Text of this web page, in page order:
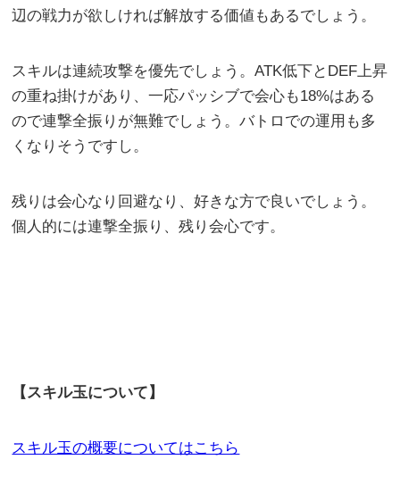
辺の戦力が欲しければ解放する価値もあるでしょう。
スキルは連続攻撃を優先でしょう。ATK低下とDEF上昇
の重ね掛けがあり、一応パッシブで会心も18%はある
ので連撃全振りが無難でしょう。バトロでの運用も多
くなりそうですし。
残りは会心なり回避なり、好きな方で良いでしょう。
個人的には連撃全振り、残り会心です。
【スキル玉について】
スキル玉の概要についてはこちら